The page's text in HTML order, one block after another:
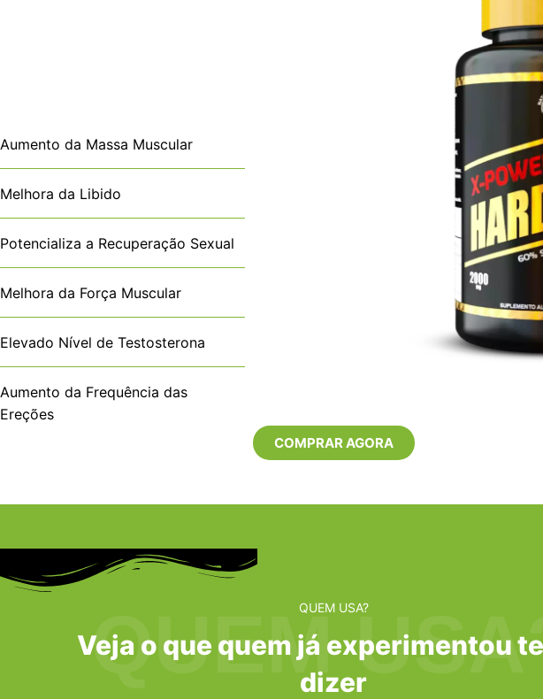
Aumento da Massa Muscular
Melhora da Libido
Potencializa a Recuperação Sexual
Melhora da Força Muscular
Elevado Nível de Testosterona
Aumento da Frequência das
Ereções
COMPRAR AGORA
QUEM USA?
Veja o que quem já experimentou
dizer
QUEM